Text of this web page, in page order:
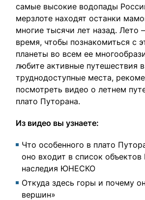
самые высокие водопады
мерзлоте находят останки
многие тысячи лет назад. Лето
время, чтобы познакомиться с
планеты во всем ее
любите активные путешествия в
труднодоступные места,
посмотреть видео о летнем
плато Путорана.
Из видео вы узнаете:
Что особенного в плато
оно входит в список объектов
наследия ЮНЕСКО
Откуда здесь горы и почему
вершин»